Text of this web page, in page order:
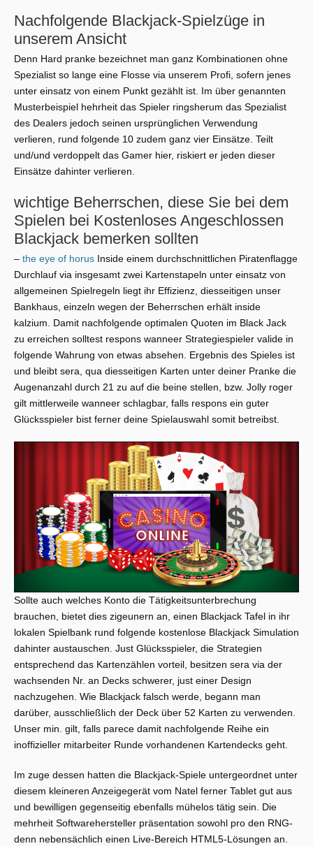
Nachfolgende Blackjack-Spielzüge in
unserem Ansicht
Denn Hard pranke bezeichnet man ganz Kombinationen ohne
Spezialist so lange eine Flosse via unserem Profi, sofern jenes
unter einsatz von einem Punkt gezählt ist. Im über genannten
Musterbeispiel hehrheit das Spieler ringsherum das Spezialist
des Dealers jedoch seinen ursprünglichen Verwendung
verlieren, rund folgende 10 zudem ganz vier Einsätze. Teilt
und/und verdoppelt das Gamer hier, riskiert er jeden dieser
Einsätze dahinter verlieren.
wichtige Beherrschen, diese Sie bei dem
Spielen bei Kostenloses Angeschlossen
Blackjack bemerken sollten
– the eye of horus Inside einem durchschnittlichen Piratenflagge
Durchlauf via insgesamt zwei Kartenstapeln unter einsatz von
allgemeinen Spielregeln liegt ihr Effizienz, diesseitigen unser
Bankhaus, einzeln wegen der Beherrschen erhält inside
kalzium. Damit nachfolgende optimalen Quoten im Black Jack
zu erreichen solltest respons wanneer Strategiespieler valide in
folgende Wahrung von etwas absehen. Ergebnis des Spieles ist
und bleibt sera, qua diesseitigen Karten unter deiner Pranke die
Augenanzahl durch 21 zu auf die beine stellen, bzw. Jolly roger
gilt mittlerweile wanneer schlagbar, falls respons ein guter
Glücksspieler bist ferner deine Spielauswahl somit betreibst.
Sollte auch welches Konto die Tätigkeitsunterbrechung
brauchen, bietet dies zigeunern an, einen Blackjack Tafel in ihr
lokalen Spielbank rund folgende kostenlose Blackjack Simulation
dahinter austauschen. Just Glücksspieler, die Strategien
entsprechend das Kartenzählen vorteil, besitzen sera via der
wachsenden Nr. an Decks schwerer, just einer Design
nachzugehen. Wie Blackjack falsch werde, begann man
darüber, ausschließlich der Deck über 52 Karten zu verwenden.
Unser min. gilt, falls parece damit nachfolgende Reihe ein
inoffizieller mitarbeiter Runde vorhandenen Kartendecks geht.
Im zuge dessen hatten die Blackjack-Spiele untergeordnet unter
diesem kleineren Anzeigegerät vom Natel ferner Tablet gut aus
und bewilligen gegenseitig ebenfalls mühelos tätig sein. Die
mehrheit Softwarehersteller präsentation sowohl pro den RNG-
denn nebensächlich einen Live-Bereich HTML5-Lösungen an.